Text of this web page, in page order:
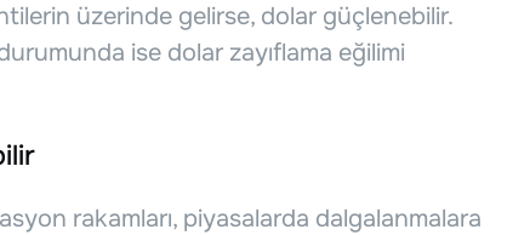
üzerinde gelirse, dolar güçlenebilir.
ise dolar zayıflama eğilimi
rakamları, piyasalarda dalgalanmalara